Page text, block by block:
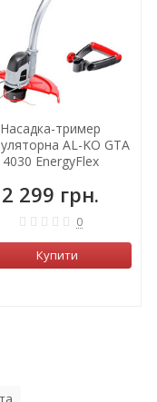
Насадка-тример
AL-KO GTA
4030 EnergyFlex
2 299 грн.
0
Купити